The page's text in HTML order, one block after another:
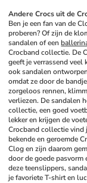
Andere Crocs uit de
Ben je een fan van de
proberen? Of zijn de
sandalen of een
Crocband collectie. De
geeft je verrassend
ook sandalen
omdat ze door de
zorgeloos rennen,
verliezen. De sandalen
collectie, een goed
lekker en krijgen de
Crocband collectie
bekende en geroemde
Clog en zijn daarom
door de goede pasvorm
deze teenslippers,
je favoriete T-shirt en